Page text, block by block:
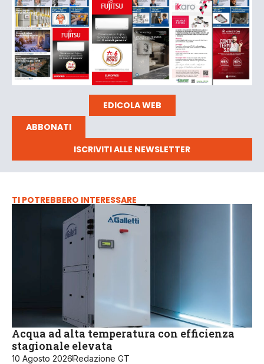
EDICOLA WEB
ABBONATI
ISCRIVITI ALLE NEWSLETTER
TI POTREBBERO INTERESSARE
Acqua ad alta temperatura con efficienza
stagionale elevata
10 Agosto 2026Redazione GT